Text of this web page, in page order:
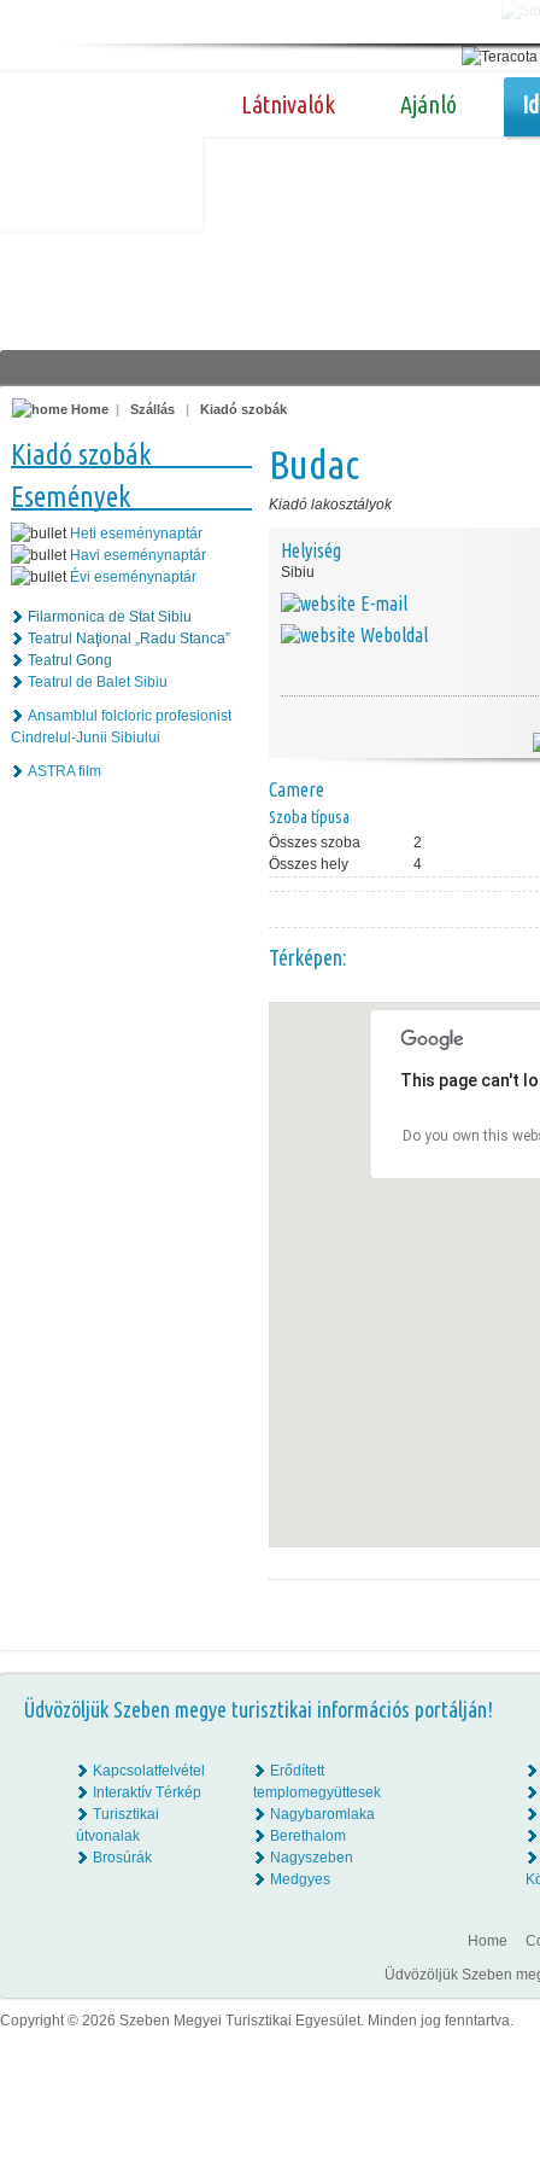
Látnivalók Ajánló
Home | Szállás | Kiadó szobák
Kiadó szobák
Események
Heti eseménynaptár
Havi eseménynaptár
Évi eseménynaptár
Filarmonica de Stat Sibiu
Teatrul Naţional „Radu Stanca”
Teatrul Gong
Teatrul de Balet Sibiu
Ansamblul folcloric profesionist
Cindrelul-Junii Sibiului
ASTRA film
Budac
Kiadó lakosztályok
Helyiség
Sibiu
E-mail
Weboldal
Camere
Szoba típusa
Összes szoba
2
Összes hely
4
Térképen:
This page can't
Do you own this
Üdvözöljük Szeben megye turisztikai információs portálján!
Kapcsolatfelvétel
Interaktív Térkép
Turisztikai
útvonalak
Brosúrák
Erődített
templomegyüttesek
Nagybaromlaka
Berethalom
Nagyszeben
Medgyes
Home
Üdvözöljük Szeben
Copyright © 2026 Szeben Megyei Turisztikai Egyesület. Minden jog fenntartva.